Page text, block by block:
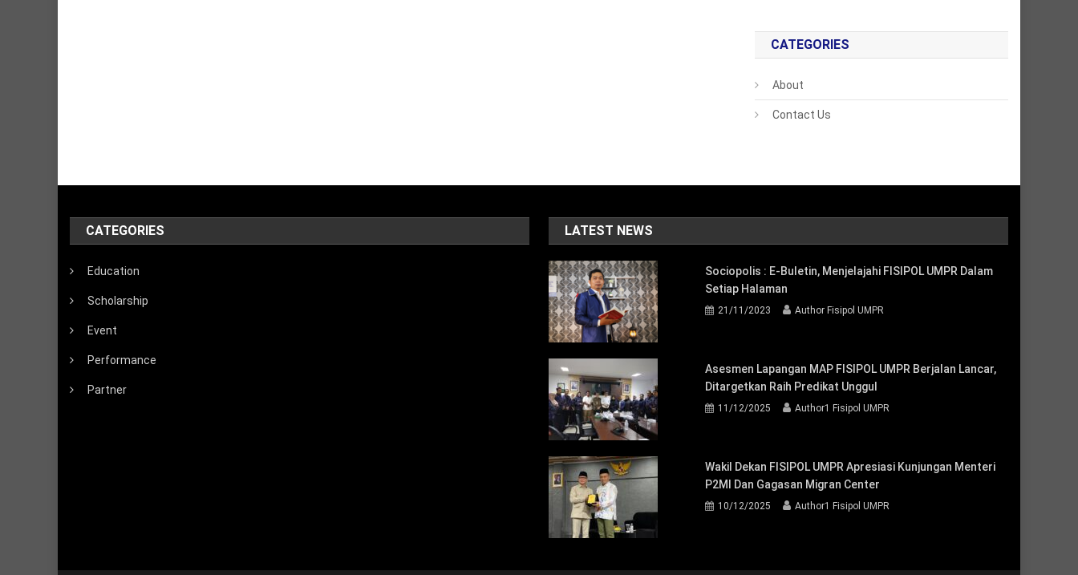
CATEGORIES
About
Contact Us
CATEGORIES
Education
Scholarship
Event
Performance
Partner
LATEST NEWS
Sociopolis : E-Buletin, Menjelajahi FISIPOL UMPR Dalam
Setiap Halaman
21/11/2023 Author Fisipol UMPR
Asesmen Lapangan MAP FISIPOL UMPR Berjalan Lancar,
Ditargetkan Raih Predikat Unggul
11/12/2025 Author1 Fisipol UMPR
Wakil Dekan FISIPOL UMPR Apresiasi Kunjungan Menteri
P2MI Dan Gagasan Migran Center
10/12/2025 Author1 Fisipol UMPR